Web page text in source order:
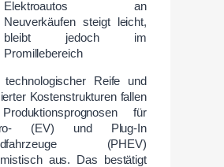
Elektroautos an
Neuverkäufen steigt leicht,
bleibt jedoch im
Promillebereich
technologischer Reife und
Kostenstrukturen fallen
für
(EV) und Plug-In
(PHEV)
aus. Das bestätigt